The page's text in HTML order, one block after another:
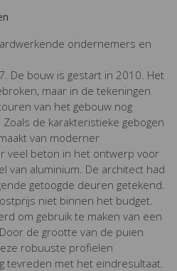
ondernemers en
De bouw is gestart in 2010. Het
maar in de tekeningen
van het gebouw nog
de karakteristieke gebogen
van moderner
veel beton in het ontwerp voor
van aluminium. De architect had
getoogde deuren getekend.
niet binnen het budget.
om gebruik te maken van een
de grootte van de puien
robuuste profielen
tevreden met het eindresultaat.